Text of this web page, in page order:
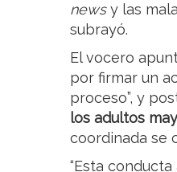
newsy las
subrayó.
El vocero
por firmar un
proceso”, y
los adultos
coordinada se
“Esta